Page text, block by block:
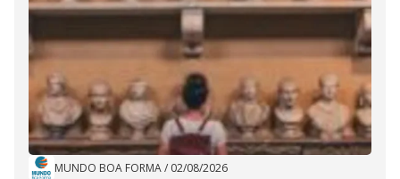
MUNDO BOA FORMA/ 02/08/2026